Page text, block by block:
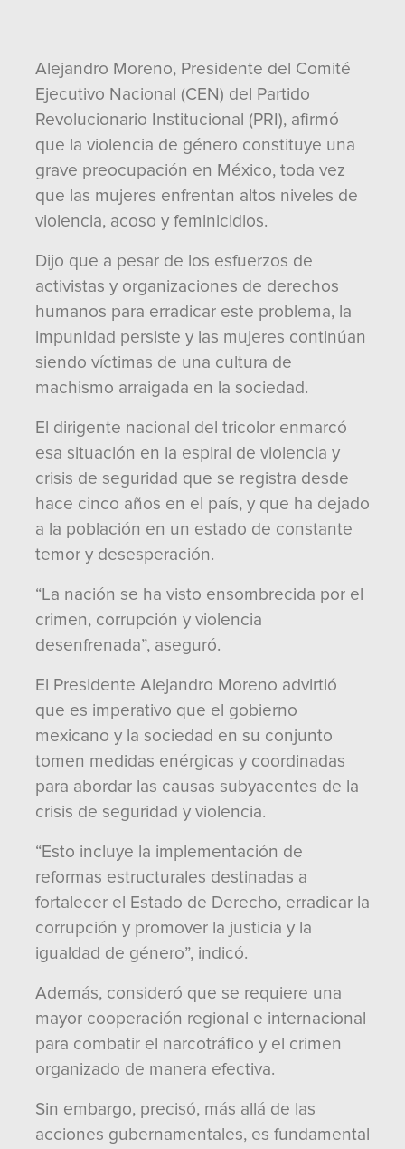
Alejandro Moreno, Presidente del Comité
Ejecutivo Nacional (CEN) del Partido
Revolucionario Institucional (PRI), afirmó
que la violencia de género constituye una
grave preocupación en México, toda vez
que las mujeres enfrentan altos niveles de
violencia, acoso y feminicidios.
Dijo que a pesar de los esfuerzos de
activistas y organizaciones de derechos
humanos para erradicar este problema, la
impunidad persiste y las mujeres continúan
siendo víctimas de una cultura de
machismo arraigada en la sociedad.
El dirigente nacional del tricolor enmarcó
esa situación en la espiral de violencia y
crisis de seguridad que se registra desde
hace cinco años en el país, y que ha dejado
a la población en un estado de constante
temor y desesperación.
“La nación se ha visto ensombrecida por el
crimen, corrupción y violencia
desenfrenada”, aseguró.
El Presidente Alejandro Moreno advirtió
que es imperativo que el gobierno
mexicano y la sociedad en su conjunto
tomen medidas enérgicas y coordinadas
para abordar las causas subyacentes de la
crisis de seguridad y violencia.
“Esto incluye la implementación de
reformas estructurales destinadas a
fortalecer el Estado de Derecho, erradicar la
corrupción y promover la justicia y la
igualdad de género”, indicó.
Además, consideró que se requiere una
mayor cooperación regional e internacional
para combatir el narcotráfico y el crimen
organizado de manera efectiva.
Sin embargo, precisó, más allá de las
acciones gubernamentales, es fundamental